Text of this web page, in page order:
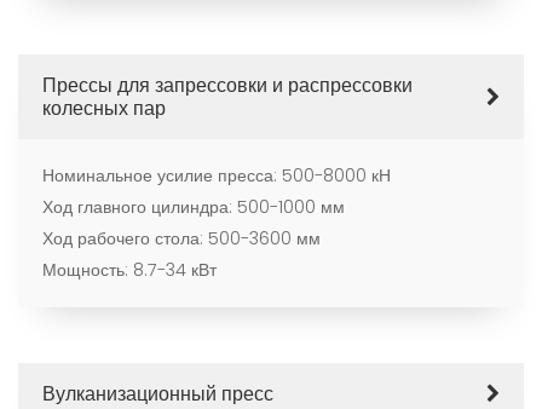
Прессы для запрессовки и распрессовки
колесных пар
Номинальное усилие пресса: 500-8000 кН
Ход главного цилиндра: 500-1000 мм
Ход рабочего стола: 500-3600 мм
Мощность: 8.7-34 кВт
Вулканизационный пресс